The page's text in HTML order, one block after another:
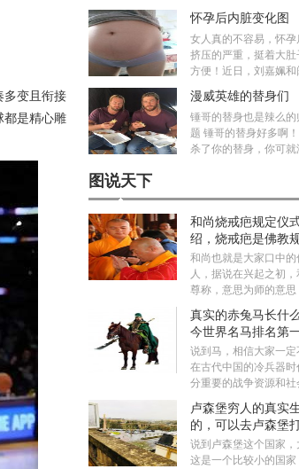
多变且衔接
都是精心雕
怀孕后内脏变化图
女人真的不容易，怀孕
挤压的严重，挺着大肚
方便！近日，刘嘉姵和
漫威英雄的替身们
锤哥的替身也是辣么的
题 锤哥的替身好多啊
杀了你的替身，你可就
图说天下
和尚烧戒疤规定仪
绍，烧戒疤是佛教
吗？
和尚也就是大家口中的
人，据说在兴起之初
尊称，意思为师的意思
真实的赤兔马长什
今世界名马排名第
马？
说到马，相信大家一定
在古代中国的冷兵器
分重要的战争资源和社
卢森堡穷人的真实
的，可以去卢森堡
说到卢森堡这个国家，
这是一个比较小的国家